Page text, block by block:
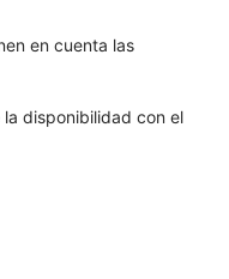
en cuenta las
disponibilidad con el